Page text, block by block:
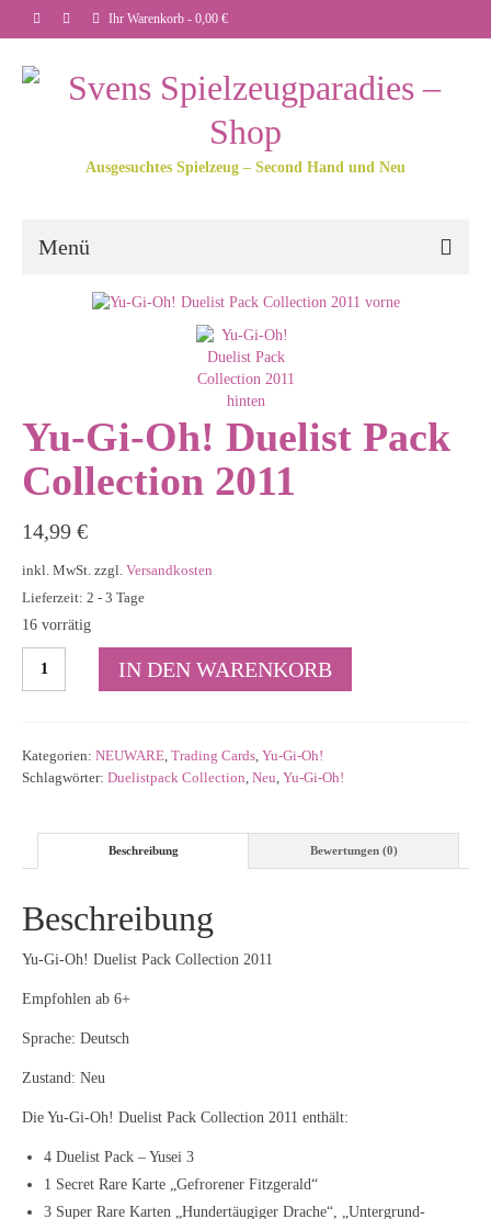
Ihr Warenkorb - 0,00 €
Ausgesuchtes Spielzeug – Second Hand und Neu
Menü
Yu-Gi-Oh! Duelist Pack
Collection 2011
14,99 €
inkl. MwSt. zzgl. Versandkosten
Lieferzeit: 2 - 3 Tage
16 vorrätig
Gi-
Collection
IN DEN WARENKORB
Kategorien: NEUWARE Trading Cards Yu-Gi-Oh!
Schlagwörter: Duelistpack Collection Neu Yu-Gi-Oh!
Beschreibung Bewertungen (0)
Beschreibung
Yu-Gi-Oh! Duelist Pack Collection 2011
Empfohlen ab 6+
Sprache: Deutsch
Zustand: Neu
Die Yu-Gi-Oh! Duelist Pack Collection 2011 enthält:
4 Duelist Pack – Yusei 3
1 Secret Rare Karte „Gefrorener Fitzgerald“
3 Super Rare Karten „Hundertäugiger Drache“, „Untergrund-